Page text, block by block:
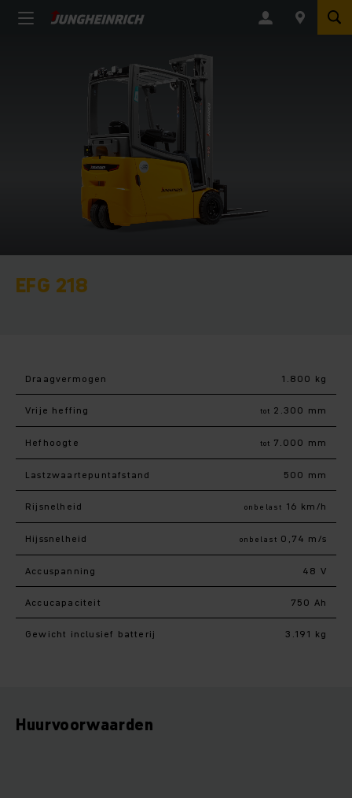
EFG 218
Draagvermogen 1.800 kg
Vrije heffing tot 2.300 mm
Hefhoogte tot 7.000 mm
Lastzwaartepuntafstand 500 mm
Rijsnelheid onbelast 16 km/h
Hijssnelheid onbelast 0,74 m/s
Accuspanning 48 V
Accucapaciteit 750 Ah
Gewicht inclusief batterij 3.191 kg
Huurvoorwaarden